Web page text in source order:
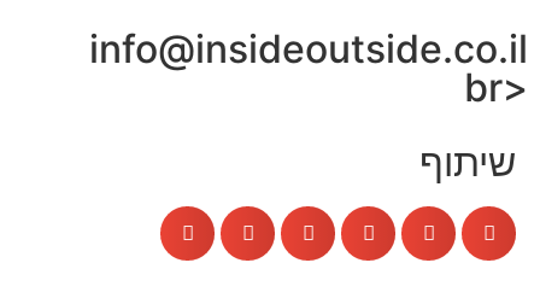
info@insideoutside.co.il
<br
שיתוף